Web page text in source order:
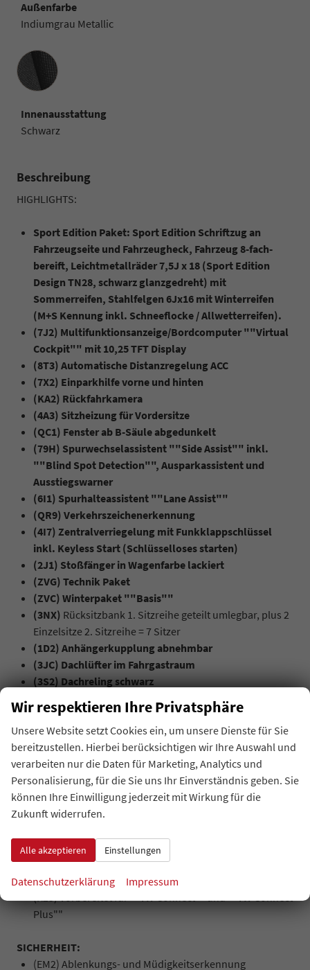
Außenfarbe
Indiumgrau Metallic
Innenausstattung
Innenausstattung
Schwarz
Beschreibung
HIGHLIGHTS:
Sport Edition Paket: Sport Edition Schriftzug an
Fahrzeugseite und Fahrzeugheck, Fahrzeug 8-fach-
bereift, Leichtmetallräder 7,5J x 18 (Sport Edition
Design TN28, schwarz glanzgedreht) mit
Sommerreifen, Stahlfelgen 6Jx16 mit Winterreifen
(M+S Kennung inkl. Schneeflocke / Allwetterreifen).
(7J2) Multifunktionsanzeige/Bordcomputer ""Virtual
Cockpit"" mit 10,25 TFT Display
(8T3) Automatische Distanzregelung ACC
(7X2) Einparkhilfe vorne und hinten
(KA2) Rückfahrkamera
(4A3) Sitzheizung für Vordersitze
(QC1) Fenster ab B-Säule abgedunkelt
(79H) Spurwechselassistent ""Side Assist"" inkl.
""Blind Spot Detection"", Ausparkassistent und
Ausstiegswarner
(6I1) Spurhalteassistent ""Lane Assist""
(QR9) Verkehrszeichenerkennung
(4I7) Zentralverriegelung mit Funkklappschlüssel
inkl. Keyless Start (Schlüsselloses starten)
(2J1) Stoßfänger in Wagenfarbe lackiert
(ZVG) Technik Paket
(ZVC) Winterpaket ""Basis""
(3NX) Rücksitzbank 1. Sitzreihe geteilt umlegbar, plus 2
Einzelsitze 2. Sitzreihe = 7 Sitzer
(1D2) Anhängerkupplung abnehmbar
(3JC) Dachlüfter im Fahrgastraum
(3S2) Dachreling schwarz
Werksanschlussgarantie auf 5 Jahre / max. 200.000 Km
MULTIMEDIA UND KOMMUNIKATION:
(I8U) Radio Composition mit 26 cm (10,4"") Touch-
Farbdisplay
(QV3) Digitaler Radioempfang DAB+
(U9G) Extern, USB Typ-C Datenbuchse(n) mit erhöhter
Ladeleistung
Apple CarPlay und Android Auto
(8RL) 6 Lautsprecher
(9ZX) Mobiltelefon Schnittstelle (Bluetooth)
Plus""
SICHERHEIT:
(EM2) Ablenkungs- und Müdigkeitserkennung
Wir respektieren Ihre Privatsphäre
Unsere Website setzt Cookies ein, um unsere Dienste für Sie
bereitzustellen. Hierbei berücksichtigen wir Ihre Auswahl und
verarbeiten nur die Daten für Marketing, Analytics und
Personalisierung, für die Sie uns Ihr Einverständnis geben. Sie
können Ihre Einwilligung jederzeit mit Wirkung für die
Zukunft widerrufen.
Alle akzeptieren Einstellungen
Datenschutzerklärung Impressum